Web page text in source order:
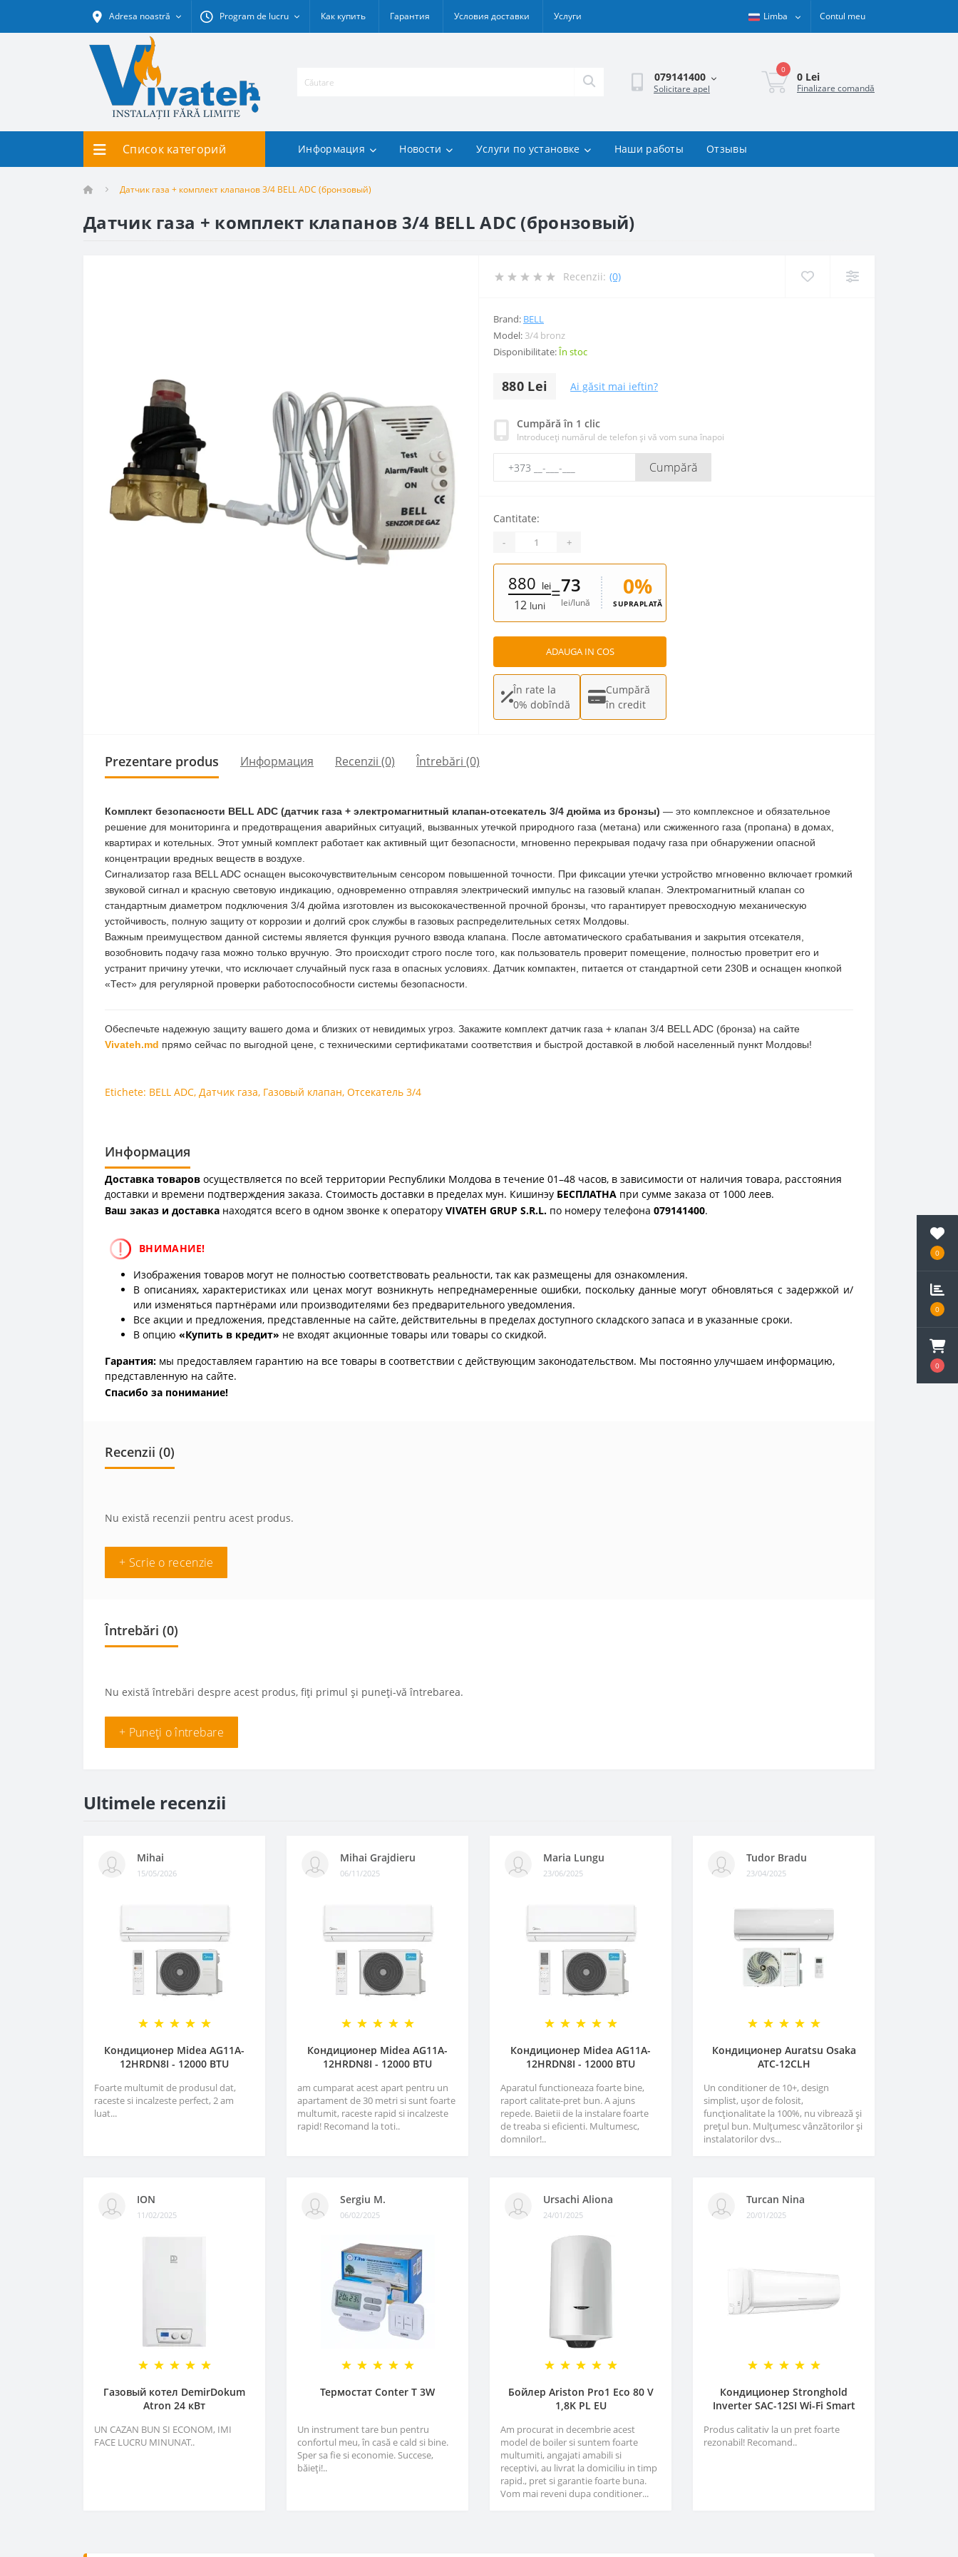
0
0
0
Adresa noastră Program de lucru Как купить Гарантия Условия доставки Услуги Limba Contul meu
079141400
Solicitare apel
0
0 Lei
Finalizare comandă
Список категорий Информация Новости Услуги по установке Наши работы Отзывы
Датчик газа + комплект клапанов 3/4 BELL ADC (бронзовый)
Датчик газа + комплект клапанов 3/4 BELL ADC (бронзовый)
Recenzii: (0)
Brand: BELL
Model: 3/4 bronz
Disponibilitate:În stoc
880 Lei Ai găsit mai ieftin?
Cumpără în 1 clic
Introduceți numărul de telefon și vă vom suna înapoi
Cumpără
Cantitate:
- +
880 lei
12 luni
=73
lei/lună
0%
SUPRAPLATĂ
ADAUGA IN COS
În rate la
0% dobîndă
Cumpără
în credit
Prezentare produs Информация Recenzii (0) Întrebări (0)
Комплект безопасности BELL ADC (датчик газа + электромагнитный клапан-отсекатель 3/4 дюйма из бронзы) — это комплексное и обязательное
решение для мониторинга и предотвращения аварийных ситуаций, вызванных утечкой природного газа (метана) или сжиженного газа (пропана) в домах,
квартирах и котельных. Этот умный комплект работает как активный щит безопасности, мгновенно перекрывая подачу газа при обнаружении опасной
концентрации вредных веществ в воздухе.
Сигнализатор газа BELL ADC оснащен высокочувствительным сенсором повышенной точности. При фиксации утечки устройство мгновенно включает громкий
звуковой сигнал и красную световую индикацию, одновременно отправляя электрический импульс на газовый клапан. Электромагнитный клапан со
стандартным диаметром подключения 3/4 дюйма изготовлен из высококачественной прочной бронзы, что гарантирует превосходную механическую
устойчивость, полную защиту от коррозии и долгий срок службы в газовых распределительных сетях Молдовы.
Важным преимуществом данной системы является функция ручного взвода клапана. После автоматического срабатывания и закрытия отсекателя,
возобновить подачу газа можно только вручную. Это происходит строго после того, как пользователь проверит помещение, полностью проветрит его и
устранит причину утечки, что исключает случайный пуск газа в опасных условиях. Датчик компактен, питается от стандартной сети 230В и оснащен кнопкой
«Тест» для регулярной проверки работоспособности системы безопасности.
Обеспечьте надежную защиту вашего дома и близких от невидимых угроз. Закажите комплект датчик газа + клапан 3/4 BELL ADC (бронза) на сайте
Vivateh.md прямо сейчас по выгодной цене, с техническими сертификатами соответствия и быстрой доставкой в любой населенный пункт Молдовы!
Etichete: BELL ADC, Датчик газа, Газовый клапан, Отсекатель 3/4
Информация
Доставка товаров осуществляется по всей территории Республики Молдова в течение 01–48 часов, в зависимости от наличия товара, расстояния
доставки и времени подтверждения заказа. Стоимость доставки в пределах мун. Кишинэу БЕСПЛАТНА при сумме заказа от 1000 леев.
Ваш заказ и доставка находятся всего в одном звонке к оператору VIVATEH GRUP S.R.L. по номеру телефона 079141400.
ВНИМАНИЕ!
Изображения товаров могут не полностью соответствовать реальности, так как размещены для ознакомления.
В описаниях, характеристиках или ценах могут возникнуть непреднамеренные ошибки, поскольку данные могут обновляться с задержкой и/
или изменяться партнёрами или производителями без предварительного уведомления.
Все акции и предложения, представленные на сайте, действительны в пределах доступного складского запаса и в указанные сроки.
В опцию «Купить в кредит» не входят акционные товары или товары со скидкой.
Гарантия: мы предоставляем гарантию на все товары в соответствии с действующим законодательством. Мы постоянно улучшаем информацию,
представленную на сайте.
Спасибо за понимание!
Recenzii (0)
Nu există recenzii pentru acest produs.
+ Scrie o recenzie
Întrebări (0)
Nu există întrebări despre acest produs, fiți primul și puneți-vă întrebarea.
+ Puneți o întrebare
Ultimele recenzii
Mihai
15/05/2026
Кондиционер Midea AG11A-
12HRDN8I - 12000 BTU
Foarte multumit de produsul dat,
raceste si incalzeste perfect, 2 am
luat...
Mihai Grajdieru
06/11/2025
Кондиционер Midea AG11A-
12HRDN8I - 12000 BTU
am cumparat acest apart pentru un
apartament de 30 metri si sunt foarte
multumit, raceste rapid si incalzeste
rapid! Recomand la toti..
Maria Lungu
23/06/2025
Кондиционер Midea AG11A-
12HRDN8I - 12000 BTU
Aparatul functioneaza foarte bine,
raport calitate-pret bun. A ajuns
repede. Baietii de la instalare foarte
de treaba si eficienti. Multumesc,
domnilor!..
Tudor Bradu
23/04/2025
Кондиционер Auratsu Osaka
ATC-12CLH
Un conditioner de 10+, design
simplist, ușor de folosit,
funcționalitate la 100%, nu vibrează și
prețul bun. Mulțumesc vânzătorilor și
instalatorilor dvs...
ION
11/02/2025
Газовый котел DemirDokum
Atron 24 кВт
UN CAZAN BUN SI ECONOM, IMI
FACE LUCRU MINUNAT..
Sergiu M.
06/02/2025
Термостат Conter T 3W
Un instrument tare bun pentru
confortul meu, în casă e cald si bine.
Sper sa fie si economie. Succese,
băieți!..
Ursachi Aliona
24/01/2025
Бойлер Ariston Pro1 Eco 80 V
1,8K PL EU
Am procurat in decembrie acest
model de boiler si suntem foarte
multumiti, angajati amabili si
receptivi, au livrat la domiciliu in timp
rapid., pret si garantie foarte buna.
Vom mai reveni dupa conditioner...
Turcan Nina
20/01/2025
Кондиционер Stronghold
Inverter SAC-12SI Wi-Fi Smart
Produs calitativ la un pret foarte
rezonabil! Recomand..